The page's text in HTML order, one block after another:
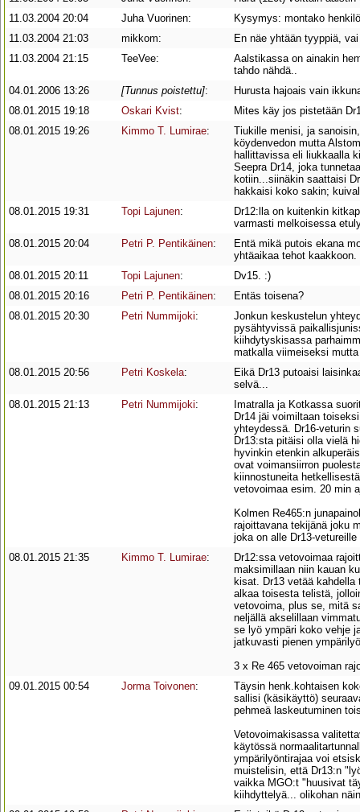
11.03.2004 20:04
Juha Vuorinen:
Kysymys: montako
11.03.2004 21:03
mikkom:
En näe yhtään tyyppiä,
11.03.2004 21:15
TeeVee:
Aalstikassa on ainakin
tahdo nähdä..
04.01.2006 13:26
[Tunnus poistettu]:
Hurusta hajoais vain
08.01.2015 19:18
Oskari Kvist:
Mites käy jos pistetään
08.01.2015 19:26
Kimmo T. Lumirae:
Tiukille menisi, ja
köydenvedon mutta
hallittavissa eli liukkaalla
Seepra Dr14, joka
kotiin...siinäkin saattaisi
hakkaisi koko sakin;
08.01.2015 19:31
Topi Lajunen:
Dr12:lla on kuitenkin
varmasti melkoisessa
08.01.2015 20:04
Petri P. Pentikäinen:
Entä mikä putois ekana
yhtäaikaa tehot kaakkoon.
08.01.2015 20:11
Topi Lajunen:
Dv15. :)
08.01.2015 20:16
Petri P. Pentikäinen:
Entäs toisena?
08.01.2015 20:30
Petri Nummijoki:
Jonkun keskustelun
pysähtyvissä
kiihdytyskisassa
matkalla viimeiseksi
08.01.2015 20:56
Petri Koskela:
Eikä Dr13 putoaisi
selvä...
08.01.2015 21:13
Petri Nummijoki:
Imatralla ja Kotkassa
Dr14 jäi voimiltaan
yhteydessä. Dr16-veturin
Dr13:sta pitäisi olla vielä
hyvinkin etenkin
ovat voimansiirron
kiinnostuneita
vetovoimaa esim. 20 min
Kolmen Re465:n
rajoittavana tekijänä joku
joka on alle Dr13-
08.01.2015 21:35
Kimmo T. Lumirae:
Dr12:ssa vetovoimaa
maksimillaan niin kauan
kisat. Dr13 vetää
alkaa toisesta telistä,
vetovoima, plus se, mitä
neljällä akselillaan
se lyö ympäri koko vehje
jatkuvasti pienen
3 x Re 465 vetovoiman
09.01.2015 00:54
Jorma Toivonen:
Täysin henk.kohtaisen
sallisi (käsikäyttö)
pehmeä laskeutuminen
Vetovoimakisassa
käytössä
ympärilyöntirajaa voi
muistelisin, että Dr13:n
vaikka MGO:t "huusivat
kiihdyttelyä... olikohan